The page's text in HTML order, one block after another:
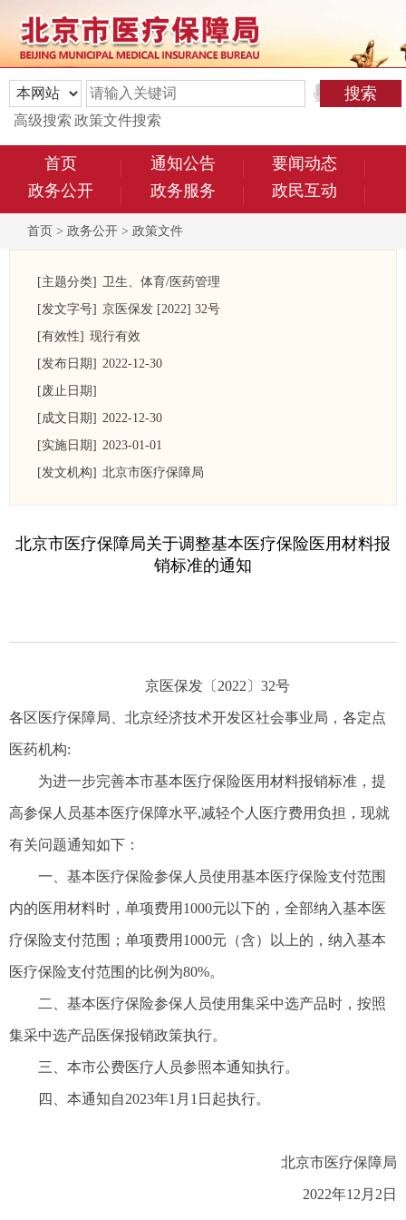
首页 通知公告
要闻动态
政务公开
政务服务 政民互动
高级搜索 政策文件搜索
首页 > 政务公开 > 政策文件
[主题分类] 卫生、体育/医药管理
[发文字号] 京医保发 [2022] 32号
[有效性] 现行有效
[发布日期] 2022-12-30
[废止日期]
[成文日期] 2022-12-30
[实施日期] 2023-01-01
[发文机构] 北京市医疗保障局
北京市医疗保障局关于调整基本医疗保险医用材料报
销标准的通知
京医保发〔2022〕32号
各区医疗保障局、北京经济技术开发区社会事业局，各定点
医药机构:
为进一步完善本市基本医疗保险医用材料报销标准，提
高参保人员基本医疗保障水平,减轻个人医疗费用负担，现就
有关问题通知如下：
一、基本医疗保险参保人员使用基本医疗保险支付范围
内的医用材料时，单项费用1000元以下的，全部纳入基本医
疗保险支付范围；单项费用1000元（含）以上的，纳入基本
医疗保险支付范围的比例为80%。
二、基本医疗保险参保人员使用集采中选产品时，按照
集采中选产品医保报销政策执行。
三、本市公费医疗人员参照本通知执行。
四、本通知自2023年1月1日起执行。
北京市医疗保障局
2022年12月2日